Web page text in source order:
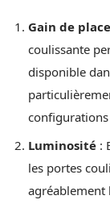
Gain de place
coulissante
disponible
Luminosité :
les portes
agréablement